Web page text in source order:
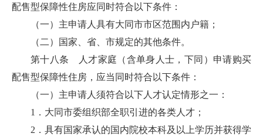
配售型保障性住房应同时符合以下条件：
（一）主申请人具有大同市市区范围内户籍；
（二）国家、省、市规定的其他条件。
第十八条 人才家庭（含单身人士，下同）申请购买
配售型保障性住房，应当同时符合以下条件：
（一）主申请人须符合以下人才认定情形之一：
1．大同市委组织部全职引进的各类人才；
2．具有国家承认的国内院校本科及以上学历并获得学